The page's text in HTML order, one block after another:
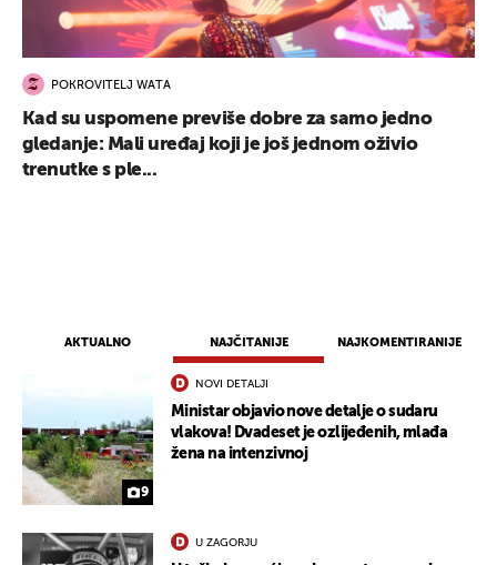
AKTUALNO NAJČITANIJE NAJKOMENTIRANIJE
9
NOVI DETALJI
Ministar objavio nove detalje o sudaru
vlakova! Dvadeset je ozlijeđenih, mlađa
žena na intenzivnoj
U ZAGORJU
POKROVITELJ WATA
Kad su uspomene previše dobre za samo jedno
gledanje: Mali uređaj koji je još jednom oživio
trenutke s ple...